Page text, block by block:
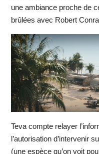
une ambiance proche de
brûlées avec Robert
Teva compte relayer
l’autorisation d’intervenir
(une espèce qu’on voit